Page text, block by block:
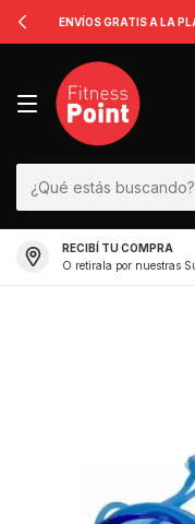
ENVÍOS GRATIS A LA
RECIBÍ TU COMPRA
O retirala por nuestras